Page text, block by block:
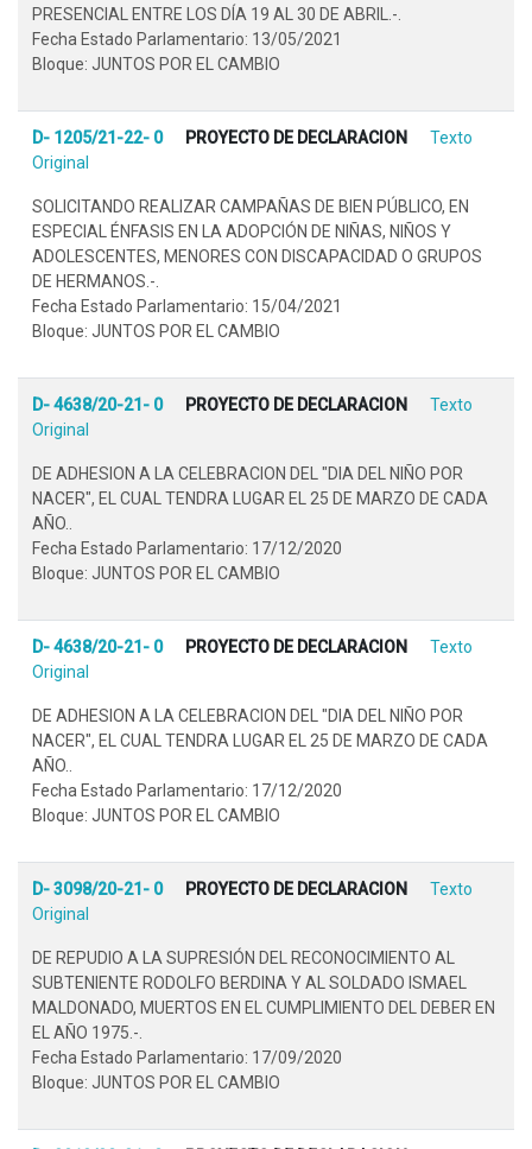
PRESENCIAL ENTRE LOS DÍA 19 AL 30 DE ABRIL.-.
Fecha Estado Parlamentario: 13/05/2021
Bloque: JUNTOS POR EL CAMBIO
D- 1205/21-22- 0 PROYECTO DE DECLARACION
Texto
Original
SOLICITANDO REALIZAR CAMPAÑAS DE BIEN PÚBLICO, EN
ESPECIAL ÉNFASIS EN LA ADOPCIÓN DE NIÑAS, NIÑOS Y
ADOLESCENTES, MENORES CON DISCAPACIDAD O GRUPOS
DE HERMANOS.-.
Fecha Estado Parlamentario: 15/04/2021
Bloque: JUNTOS POR EL CAMBIO
D- 4638/20-21- 0 PROYECTO DE DECLARACION
Texto
Original
DE ADHESION A LA CELEBRACION DEL "DIA DEL NIÑO POR
NACER", EL CUAL TENDRA LUGAR EL 25 DE MARZO DE CADA
AÑO..
Fecha Estado Parlamentario: 17/12/2020
Bloque: JUNTOS POR EL CAMBIO
D- 4638/20-21- 0 PROYECTO DE DECLARACION
Texto
Original
DE ADHESION A LA CELEBRACION DEL "DIA DEL NIÑO POR
NACER", EL CUAL TENDRA LUGAR EL 25 DE MARZO DE CADA
AÑO..
Fecha Estado Parlamentario: 17/12/2020
Bloque: JUNTOS POR EL CAMBIO
D- 3098/20-21- 0 PROYECTO DE DECLARACION
Texto
Original
DE REPUDIO A LA SUPRESIÓN DEL RECONOCIMIENTO AL
SUBTENIENTE RODOLFO BERDINA Y AL SOLDADO ISMAEL
MALDONADO, MUERTOS EN EL CUMPLIMIENTO DEL DEBER EN
EL AÑO 1975.-.
Fecha Estado Parlamentario: 17/09/2020
Bloque: JUNTOS POR EL CAMBIO